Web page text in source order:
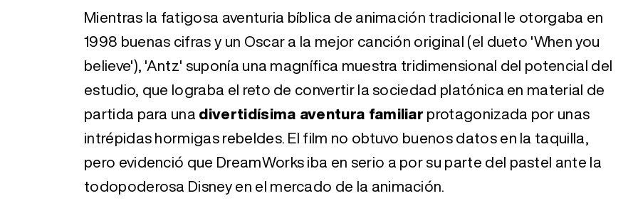
Mientras la fatigosa aventuria bíblica de animación tradicional le otorgaba en
1998 buenas cifras y un Oscar a la mejor canción original (el dueto 'When you
believe'), 'Antz' suponía una magnífica muestra tridimensional del potencial del
estudio, que lograba el reto de convertir la sociedad platónica en material de
partida para unadivertidísima aventura familiarprotagonizada por unas
intrépidas hormigas rebeldes. El film no obtuvo buenos datos en la taquilla,
pero evidenció que DreamWorks iba en serio a por su parte del pastel ante la
todopoderosa Disney en el mercado de la animación.